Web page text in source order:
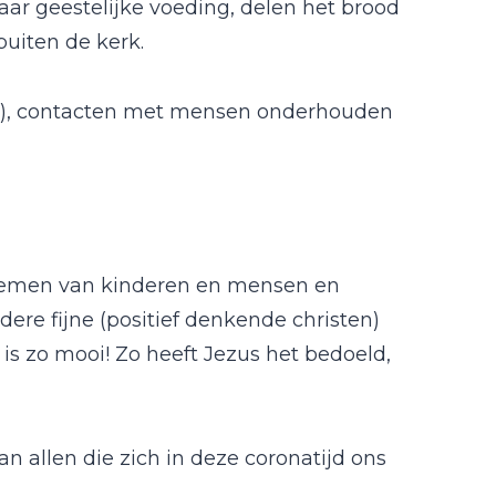
geestelijke voeding, delen het brood
de kerk.
contacten met mensen onderhouden
van kinderen en mensen en
fijne (positief denkende christen)
zo mooi! Zo heeft Jezus het bedoeld,
allen die zich in deze coronatijd ons